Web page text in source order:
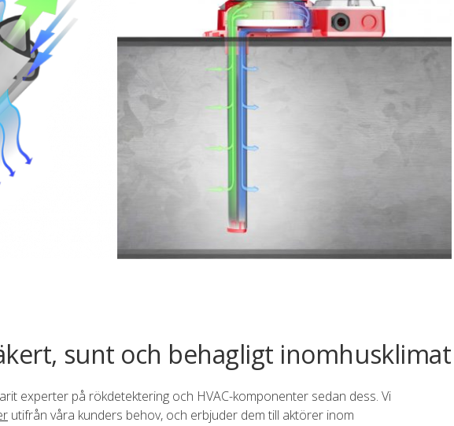
sunt och behagligt inomhusklimat
experter på rökdetektering och HVAC-komponenter sedan dess. Vi
utifrån våra kunders behov, och erbjuder dem till aktörer inom